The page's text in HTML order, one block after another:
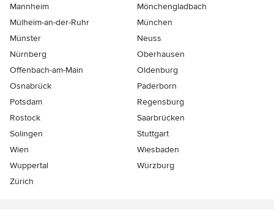
Mannheim
Mönchen­gladbach
Mülheim-an-der-Ruhr
München
Münster
Neuss
Nürnberg
Oberhausen
Offenbach-am-Main
Oldenburg
Osnabrück
Paderborn
Potsdam
Regensburg
Rostock
Saarbrücken
Solingen
Stuttgart
Wien
Wiesbaden
Wuppertal
Würzburg
Zürich